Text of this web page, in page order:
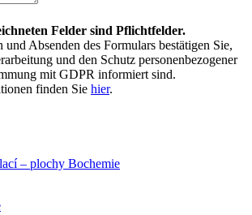
Felder sind Pflichtfelder.
Absenden des Formulars bestätigen Sie,
und den Schutz personenbezogener
mit GDPR informiert sind.
finden Sie hier.
– plochy Bochemie